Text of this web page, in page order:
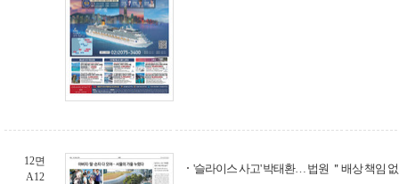
12면
A12
'슬라이스 사고' 박태환… 법원 ＂배상 책임